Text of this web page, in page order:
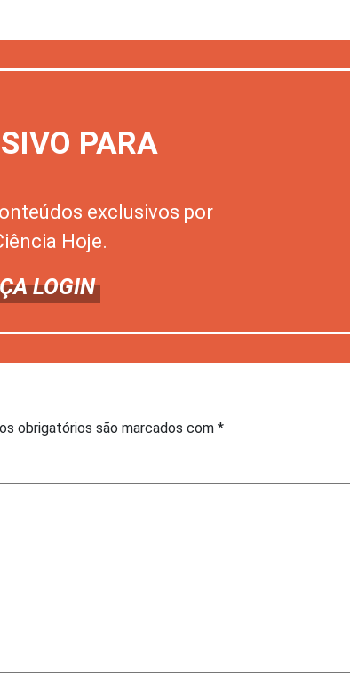
PARA
exclusivos por
Hoje.
LOGIN
obrigatórios são marcados com *